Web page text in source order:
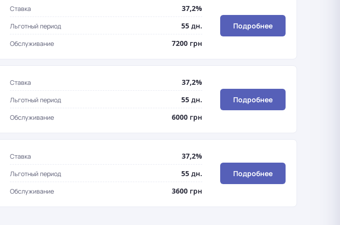
Ставка 37,2%
Льготный период 55 дн.
Обслуживание 7200 грн
Подробнее
Ставка 37,2%
Льготный период 55 дн.
Обслуживание 6000 грн
Подробнее
Ставка 37,2%
Льготный период 55 дн.
Обслуживание 3600 грн
Подробнее